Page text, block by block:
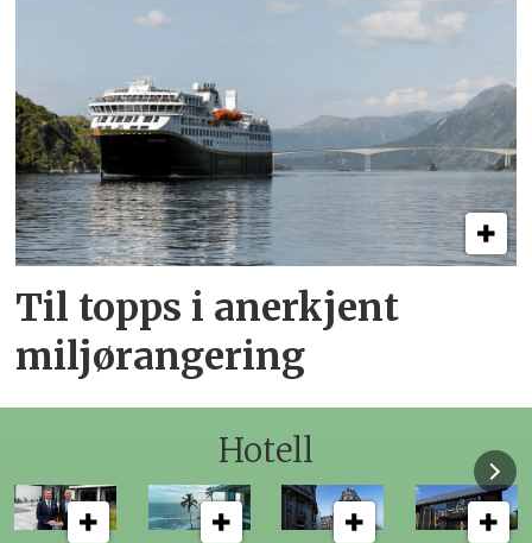
Til topps i anerkjent
miljørangering
Hotell